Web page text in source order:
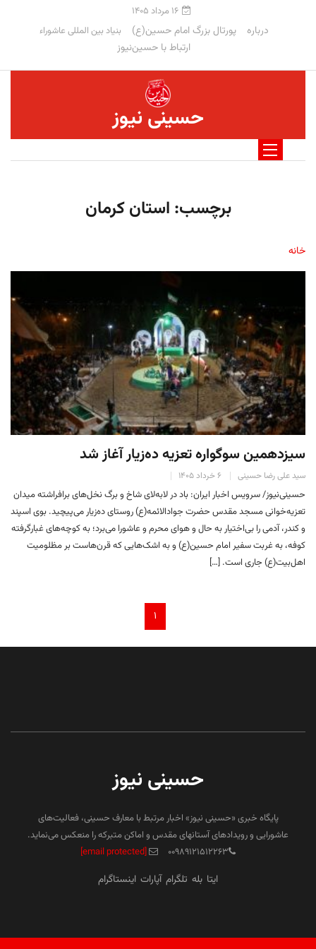
۱۶ مرداد ۱۴۰۵
درباره پورتال بزرگ امام حسین(ع) بنیاد بین المللی عاشوراء
ارتباط با حسین‌نیوز
حسینی نیوز
برچسب: استان کرمان
خانه
سیزدهمین سوگواره تعزیه ده‌زیار آغاز شد
سید علی رضا حسینی ۶ خرداد ۱۴۰۵
حسینی‌نیوز/ سرویس اخبار ایران: باد در لابه‌لای شاخ و برگ نخل‌های برافراشته میدان
تعزیه‌خوانی مسجد مقدس حضرت جوادالائمه(ع) روستای ده‌زیار می‌پیچید. بوی اسپند
و کندر، آدمی را بی‌اختیار به حال و هوای محرم و عاشورا می‌برد؛ به کوچه‌های غبارگرفته
کوفه، به غربت سفیر امام حسین(ع) و به اشک‌هایی که قرن‌هاست بر مظلومیت
اهل‌بیت(ع) جاری است. […]
۱
حسینی نیوز
پایگاه خبری «حسینی نیوز» اخبار مرتبط با معارف حسینی، فعالیت‌های
عاشورایی و رویدادهای آستانهای مقدس و اماکن متبرکه را منعکس می‌نماید.
۰۰۹۸۹۱۲۱۵۱۲۲۶۳
[email protected]
ایتا بله تلگرام آپارات اینستاگرام